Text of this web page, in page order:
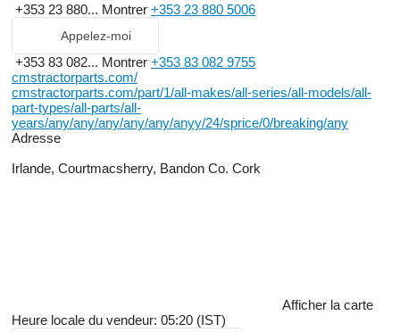
+353 23 880... Montrer +353 23 880 5006
Appelez-moi
+353 83 082... Montrer +353 83 082 9755
cmstractorparts.com/
cmstractorparts.com/part/1/all-makes/all-series/all-models/all-
part-types/all-parts/all-
years/any/any/any/any/any/anyy/24/sprice/0/breaking/any
Adresse
Irlande, Courtmacsherry, Bandon Co. Cork
Afficher la carte
Heure locale du vendeur: 05:20 (IST)